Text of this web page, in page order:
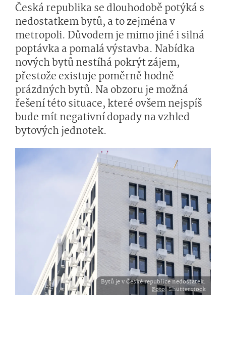
Česká republika se dlouhodobě potýká s
nedostatkem bytů, a to zejména v
metropoli. Důvodem je mimo jiné i silná
poptávka a pomalá výstavba. Nabídka
nových bytů nestíhá pokrýt zájem,
přestože existuje poměrně hodně
prázdných bytů. Na obzoru je možná
řešení této situace, které ovšem nejspíš
bude mít negativní dopady na vzhled
bytových jednotek.
Bytů je v České republice nedostatek.
Foto: Shutterstock